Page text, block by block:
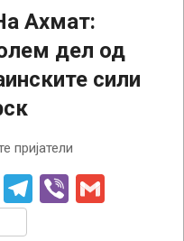
Ахмат:
дел од
сили
пријатели
Messenger
Telegram
Viber